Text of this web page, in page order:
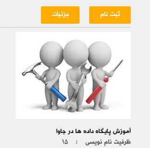
ثبت نام جزئیات
آموزش پایگاه داده ها در جاوا
ظرفیت نام نویسی : ۱۵